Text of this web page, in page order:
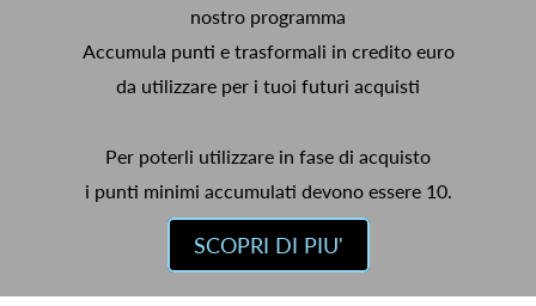
nostro programma
Accumula punti e trasformali in credito euro
da utilizzare per i tuoi futuri acquisti
Per poterli utilizzare in fase di acquisto
i punti minimi accumulati devono essere 10.
SCOPRI DI PIU'